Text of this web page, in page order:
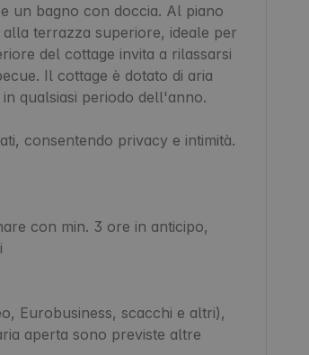
un bagno con doccia. Al piano
terrazza superiore, ideale per
del cottage invita a rilassarsi
Il cottage è dotato di aria
qualsiasi periodo dell'anno.
consentendo privacy e intimità.
con min. 3 ore in anticipo,
Eurobusiness, scacchi e altri),
aperta sono previste altre